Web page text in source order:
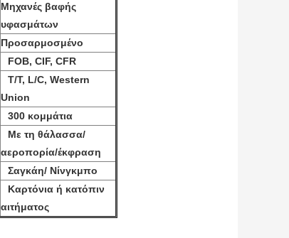
Μηχανές βαφής
υφασμάτων
Προσαρμοσμένο
FOB, CIF, CFR
T/T, L/C, Western
Union
300 κομμάτια
Με τη θάλασσα/
αεροπορία/έκφραση
Σαγκάη/ Νίνγκμπο
Καρτόνια ή κατόπιν
αιτήματος